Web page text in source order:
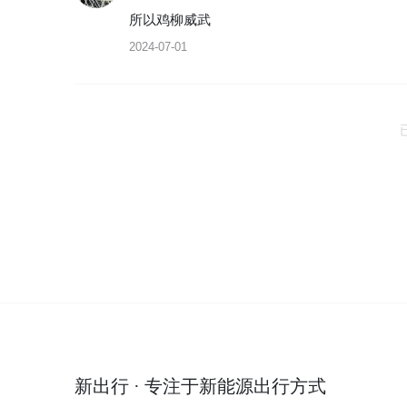
所以鸡柳威武
2024-07-01
新出行 · 专注于新能源出行方式